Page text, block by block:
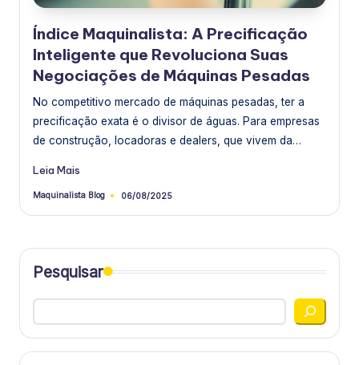
Índice Maquinalista: A Precificação
Inteligente que Revoluciona Suas
Negociações de Máquinas Pesadas
No competitivo mercado de máquinas pesadas, ter a
precificação exata é o divisor de águas. Para empresas
de construção, locadoras e dealers, que vivem da…
Leia Mais
Postado
Maquinalista Blog 06/08/2025
Pesquisar